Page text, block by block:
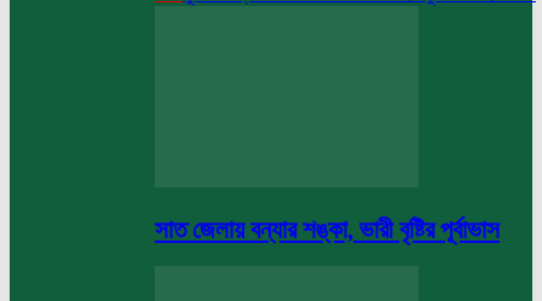
সাত জেলায় বন্যার শঙ্কা, ভারী বৃষ্টির পূর্বাভাস